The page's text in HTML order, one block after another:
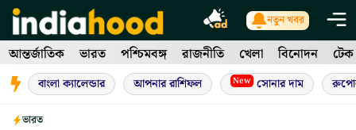
Skip
to
content
নতুন খবর
আন্তর্জাতিক ভারত পশ্চিমবঙ্গ রাজনীতি খেলা বিনোদন টেক
বাংলা ক্যালেন্ডার আপনার রাশিফল New সোনার দাম
ভারত